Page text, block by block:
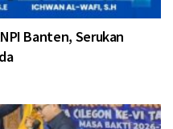
Banten, Serukan